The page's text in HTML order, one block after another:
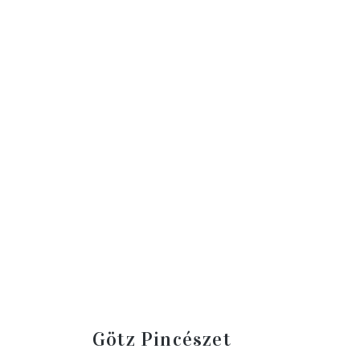
Götz Pincészet